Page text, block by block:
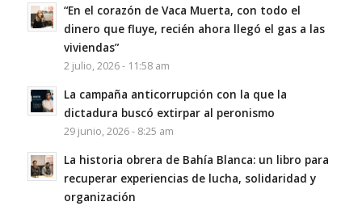
“En el corazón de Vaca Muerta, con todo el
dinero que fluye, recién ahora llegó el gas a las
viviendas”
2 julio, 2026 - 11:58 am
La campaña anticorrupción con la que la
dictadura buscó extirpar al peronismo
29 junio, 2026 - 8:25 am
La historia obrera de Bahía Blanca: un libro para
recuperar experiencias de lucha, solidaridad y
organización